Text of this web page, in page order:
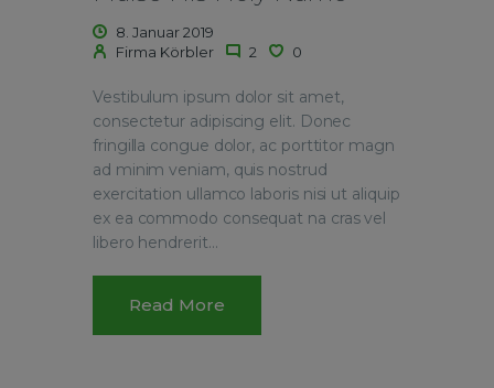
8. Januar 2019
Firma Körbler
2 0
Vestibulum ipsum dolor sit amet,
consectetur adipiscing elit. Donec
fringilla congue dolor, ac porttitor magn
ad minim veniam, quis nostrud
exercitation ullamco laboris nisi ut aliquip
ex ea commodo consequat na cras vel
libero hendrerit…
Read More